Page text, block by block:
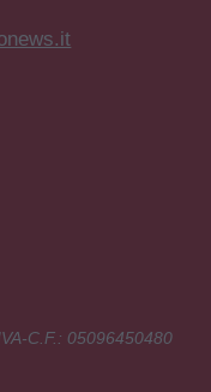
C.F.: 05096450480